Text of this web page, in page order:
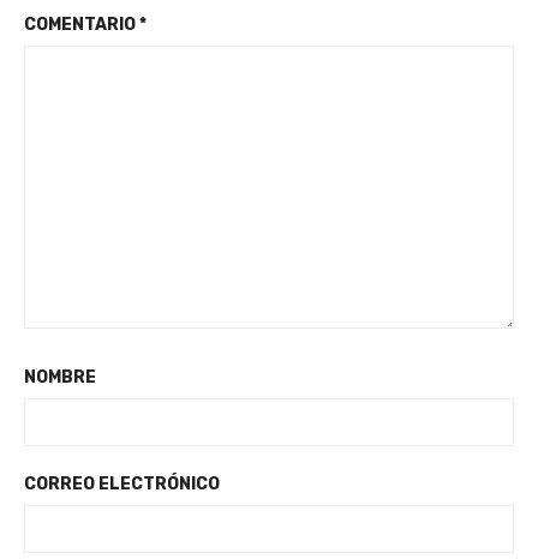
COMENTARIO*
NOMBRE
CORREO ELECTRÓNICO